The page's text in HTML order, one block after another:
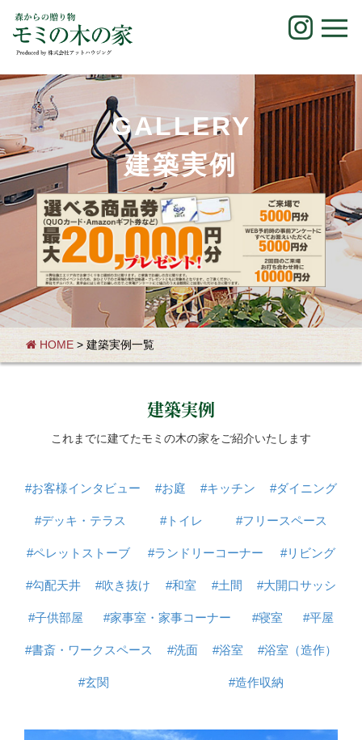
content
GALLERY
建築実例
HOME > 建築実例一覧
建築実例
これまでに建てたモミの木の家をご紹介いたします
#お客様インタビュー #お庭 #キッチン #ダイニング
#デッキ・テラス #トイレ #フリースペース
#ペレットストーブ #ランドリーコーナー #リビング
#勾配天井 #吹き抜け #和室 #土間 #大開口サッシ
#子供部屋 #家事室・家事コーナー #寝室 #平屋
#書斎・ワークスペース #洗面 #浴室 #浴室（造作）
#玄関 #造作収納